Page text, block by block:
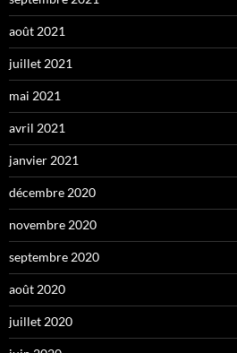
août 2021
juillet 2021
mai 2021
avril 2021
janvier 2021
décembre 2020
novembre 2020
septembre 2020
août 2020
juillet 2020